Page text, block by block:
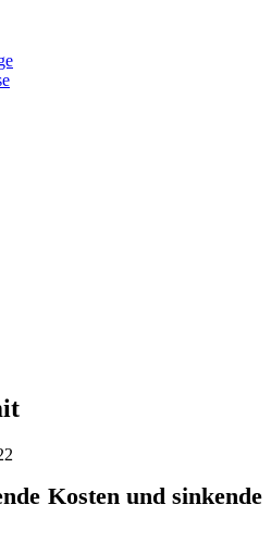
Kosten und sinkende